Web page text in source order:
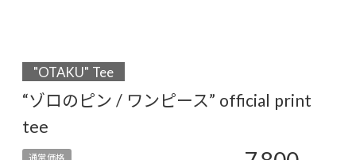
"OTAKU" Tee
“ゾロのピン / ワンピース” official print
tee
通常価格